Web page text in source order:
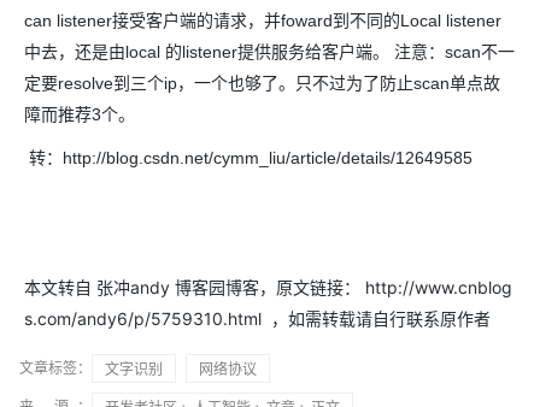
can listener接受客户端的请求，并foward到不同的Local listener
中去，还是由local 的listener提供服务给客户端。 注意：scan不一
定要resolve到三个ip，一个也够了。只不过为了防止scan单点故
障而推荐3个。
转：http://blog.csdn.net/cymm_liu/article/details/12649585
本文转自 张冲andy 博客园博客，原文链接： http://www.cnblog
s.com/andy6/p/5759310.html ，如需转载请自行联系原作者
文章标签： 文字识别
网络协议